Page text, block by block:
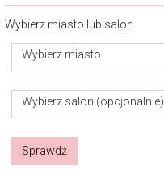
Wybierz miasto lub salon
Wybierz miasto
Wybierz salon (opcjonalnie)
Sprawdź